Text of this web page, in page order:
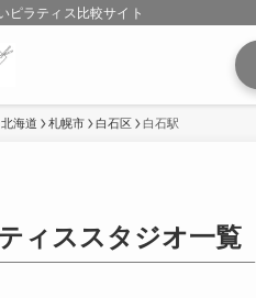
ピラティス比較サイト
北海道 札幌市 白石区 白石駅
ィススタジオ一覧